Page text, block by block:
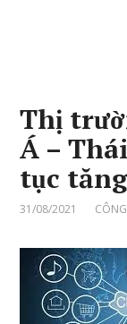
Thị
Á –
tục
31/08/2021